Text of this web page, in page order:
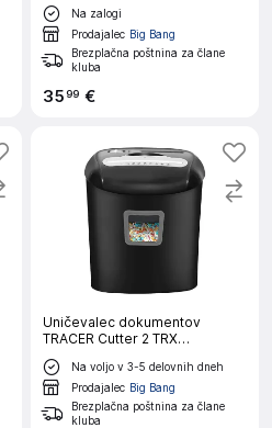
Na zalogi
Prodajalec Big Bang
Brezplačna poštnina za člane
kluba
3599 €
Uničevalec dokumentov
TRACER Cutter 2 TRX
(TRANIS47631)
Na voljo v 3-5 delovnih dneh
Prodajalec Big Bang
Brezplačna poštnina za člane
kluba